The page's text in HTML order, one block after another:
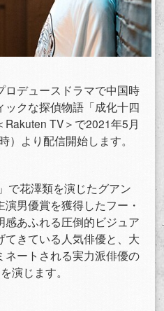
ロデュースドラマで中国時
クな探偵物語「成化十四
TV＞で2021年5月
）より配信開始します。
で花澤類を演じたグアン
男優賞を獲得したフー・
あふれる圧倒的ビジュア
てきている人気俳優と、大
ネートされる実力派俳優の
演じます。